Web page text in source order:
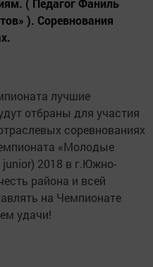
( Педагог Фаниль
). Соревнования
лучшие
отбраны для участия
соревнованиях
«Молодые
2018 в г.Южно-
района и всей
на Чемпионате
удачи!